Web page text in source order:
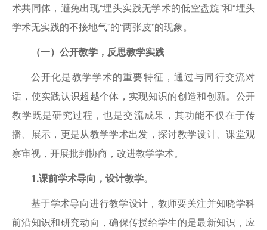
术共同体，避免出现“埋头实践无学术的低空盘旋”和“埋头
学术无实践的不接地气”的“两张皮”的现象。
（一）公开教学，反思教学实践
公开化是教学学术的重要特征，通过与同行交流对
话，使实践认识超越个体，实现知识的创造和创新。公开
教学既是研究过程，也是交流成果，其功能不仅在于传
播、展示，更是从教学学术出发，探讨教学设计、课堂观
察审视，开展批判协商，改进教学学术。
1.课前学术导向，设计教学。
基于学术导向进行教学设计，教师要关注并知晓学科
前沿知识和研究动向，确保传授给学生的是最新知识，应